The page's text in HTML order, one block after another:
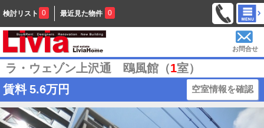
検討リスト 0 最近見た物件 0
お問合せ
ラ・ウェゾン上沢通 鴎風館（1室）
賃料 5.6万円 空室情報を確認